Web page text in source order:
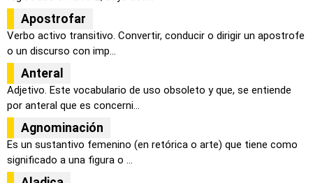
Apostrofar
Verbo activo transitivo. Convertir, conducir o dirigir un apostrofe
o un discurso con imp...
Anteral
Adjetivo. Este vocabulario de uso obsoleto y que, se entiende
por anteral que es concerni...
Agnominación
Es un sustantivo femenino (en retórica o arte) que tiene como
significado a una figura o ...